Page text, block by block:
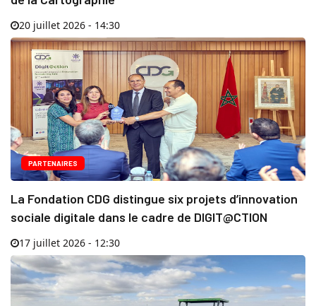
20 juillet 2026 - 14:30
PARTENAIRES
La Fondation CDG distingue six projets d’innovation
sociale digitale dans le cadre de DIGIT@CTION
17 juillet 2026 - 12:30